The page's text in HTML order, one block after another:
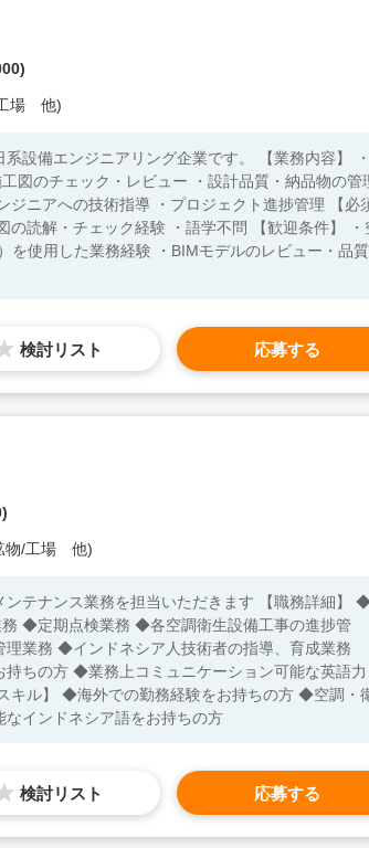
場 他)
ジニアリング企業です。 【業務内容】 ・
図のチェック・レビュー ・設計品質・納品物の管
アへの技術指導 ・プロジェクト進捗管理 【必須
ック経験 ・語学不問 【歓迎条件】 ・空
を使用した業務経験 ・BIMモデルのレビュー・品質
検討リスト 応募する
物/工場 他)
ンテナンス業務を担当いただきます 【職務詳細】
◆定期点検業務 ◆各空調衛生設備工事の進捗管
業務 ◆インドネシア人技術者の指導、育成業務
ちの方 ◆業務上コミュニケーション可能な英語力
キル】 ◆海外での勤務経験をお持ちの方 ◆空調・
インドネシア語をお持ちの方
検討リスト 応募する